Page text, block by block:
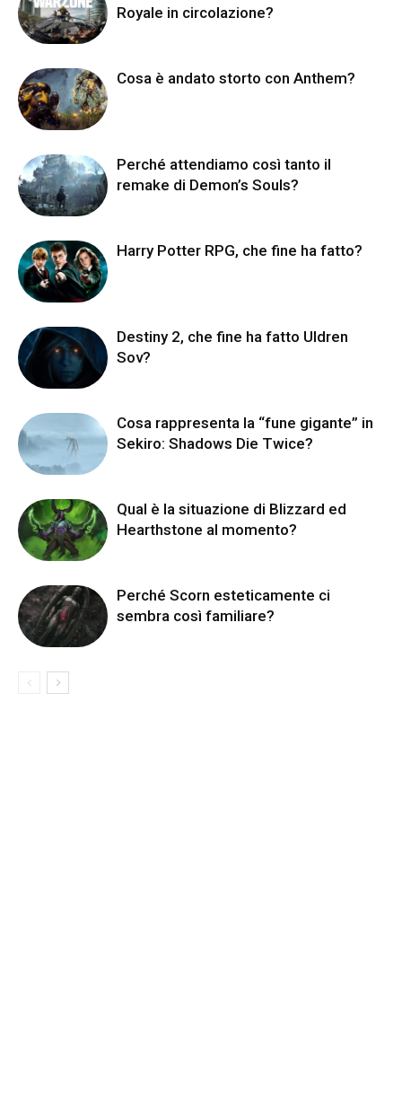
Royale in circolazione?
Cosa è andato storto con Anthem?
Perché attendiamo così tanto il
remake di Demon’s Souls?
Harry Potter RPG, che fine ha fatto?
Destiny 2, che fine ha fatto Uldren
Sov?
Cosa rappresenta la “fune gigante” in
Sekiro: Shadows Die Twice?
Qual è la situazione di Blizzard ed
Hearthstone al momento?
Perché Scorn esteticamente ci
sembra così familiare?